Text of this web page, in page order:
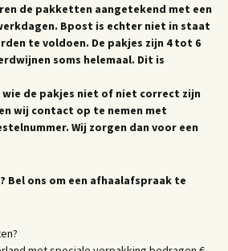
de pakketten aangetekend met een
Bpost is echter niet in staat
te voldoen. De pakjes zijn 4 tot 6
soms helemaal. Dit is
wie de pakjes niet of niet correct zijn
wij contact op te nemen met
Wij zorgen dan voor een
Bel ons om een afhaalafspraak te